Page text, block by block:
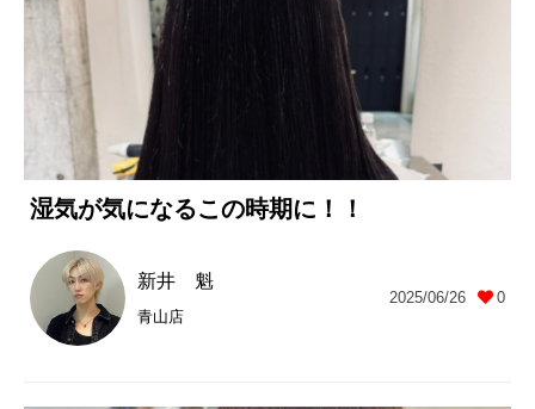
湿気が気になるこの時期に！！
新井 魁
青山店
2025/06/26 0